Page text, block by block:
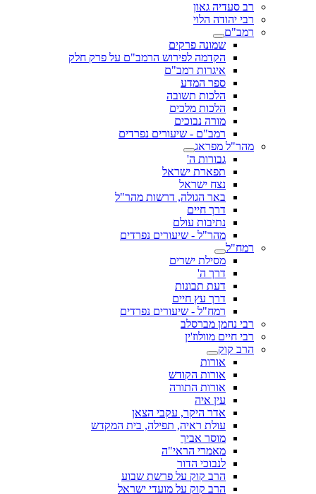
רב סעדיה גאון
רבי יהודה הלוי
רמב"ם
שמונה פרקים
הקדמה לפירוש הרמב"ם על פרק חלק
איגרות רמב"ם
ספר המדע
הלכות תשובה
הלכות מלכים
מורה נבוכים
רמב"ם - שיעורים נפרדים
מהר"ל מפראג
גבורות ה'
תפארת ישראל
נצח ישראל
באר הגולה, דרשות מהר"ל
דרך חיים
נתיבות עולם
מהר"ל - שיעורים נפרדים
רמח"ל
מסילת ישרים
דרך ה'
דעת תבונות
דרך עץ חיים
רמח"ל - שיעורים נפרדים
רבי נחמן מברסלב
רבי חיים מוולוז'ין
הרב קוק
אורות
אורות הקודש
אורות התורה
עין איה
אדר היקר, עקבי הצאן
עולת ראיה, תפילה, בית המקדש
מוסר אביך
מאמרי הראי"ה
לנבוכי הדור
הרב קוק על פרשת שבוע
הרב קוק על מועדי ישראל